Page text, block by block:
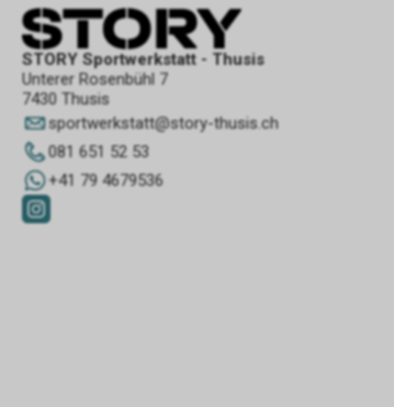
STORY Sportwerkstatt - Thusis
Unterer Rosenbühl 7
7430 Thusis
sportwerkstatt@story-thusis.ch
081 651 52 53
+41 79 4679536